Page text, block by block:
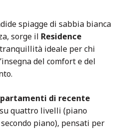
spiagge di sabbia bianca
sorge il Residence
tranquillità ideale per chi
del comfort e del
di recente
quattro livelli (piano
piano), pensati per